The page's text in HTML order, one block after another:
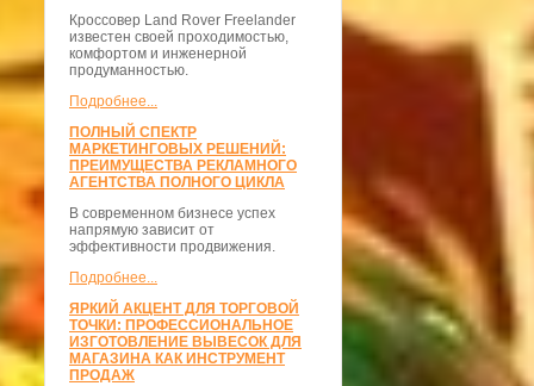
Кроссовер Land Rover Freelander
известен своей проходимостью,
комфортом и инженерной
продуманностью.
Подробнее...
ПОЛНЫЙ СПЕКТР
МАРКЕТИНГОВЫХ РЕШЕНИЙ:
ПРЕИМУЩЕСТВА РЕКЛАМНОГО
АГЕНТСТВА ПОЛНОГО ЦИКЛА
В современном бизнесе успех
напрямую зависит от
эффективности продвижения.
Подробнее...
ЯРКИЙ АКЦЕНТ ДЛЯ ТОРГОВОЙ
ТОЧКИ: ПРОФЕССИОНАЛЬНОЕ
ИЗГОТОВЛЕНИЕ ВЫВЕСОК ДЛЯ
МАГАЗИНА КАК ИНСТРУМЕНТ
ПРОДАЖ